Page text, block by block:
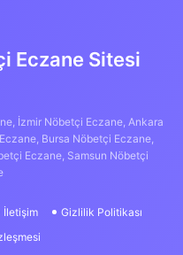
Eczane Sitesi
İzmir Nöbetçi Eczane, Ankara
Bursa Nöbetçi Eczane,
Eczane, Samsun Nöbetçi
İletişim
Gizlilik Politikası